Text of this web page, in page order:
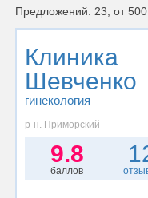
Предложений: 23, от
Клиника
Шевченко
гинекология
р-н. Приморский
9.8
баллов